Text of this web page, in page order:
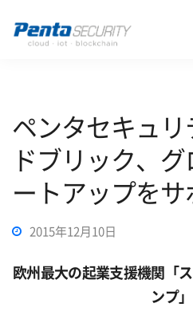
ペンタセキュリ
ドブリック、
ートアップをサ
2015年12月10日
欧州最大の起業支援機関「
ンプ